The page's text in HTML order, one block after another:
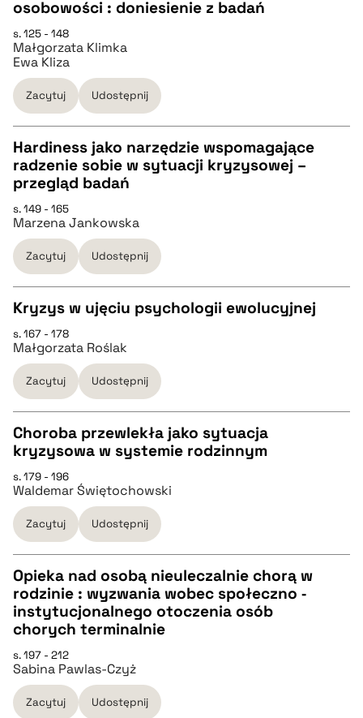
CZYSTY TEKST
pobierz cytat
BIBTEX
pobierz cytat
osobowości : doniesienie z badań
s. 125 - 148
Małgorzata Klimka
Ewa Kliza
Zacytuj Udostępnij
CZYSTY TEKST
pobierz cytat
BIBTEX
pobierz cytat
Hardiness jako narzędzie wspomagające
radzenie sobie w sytuacji kryzysowej –
przegląd badań
s. 149 - 165
Marzena Jankowska
Zacytuj Udostępnij
CZYSTY TEKST
pobierz cytat
BIBTEX
pobierz cytat
Kryzys w ujęciu psychologii ewolucyjnej
s. 167 - 178
Małgorzata Roślak
Zacytuj Udostępnij
CZYSTY TEKST
pobierz cytat
BIBTEX
pobierz cytat
Choroba przewlekła jako sytuacja
kryzysowa w systemie rodzinnym
s. 179 - 196
Waldemar Świętochowski
Zacytuj Udostępnij
CZYSTY TEKST
pobierz cytat
BIBTEX
Opieka nad osobą nieuleczalnie chorą w
rodzinie : wyzwania wobec społeczno ‐
instytucjonalnego otoczenia osób
chorych terminalnie
s. 197 - 212
Sabina Pawlas-Czyż
Zacytuj Udostępnij